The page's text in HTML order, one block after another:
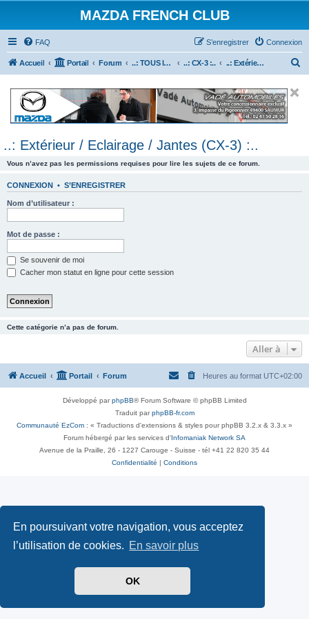
En poursuivant votre navigation, vous acceptez
l’utilisation de cookies. En savoir plus
OK
MAZDA FRENCH CLUB
FAQ Connexion
S’enregistrer
Accueil Portail Forum ..: TOUS les Véhicules MAZDA :.. ..: CX-3 :.. ..: Extérieur / Eclairage / Jantes (CX-3) :..
e
..: Extérieur / Eclairage / Jantes (CX-3) :..
Vous n’avez pas les permissions requises pour lire les sujets de ce forum.
CONNEXION • S’ENREGISTRER
Nom d’utilisateur :
Mot de passe :
Se souvenir de moi
Cacher mon statut en ligne pour cette session
Cette catégorie n’a pas de forum.
Aller à
Accueil Portail Forum Heures au format UTC+02:00
Développé parphpBB® Forum Software © phpBB Limited
Traduit parphpBB-fr.com
Communauté EzCom : « Traductions d'extensions & styles pour phpBB 3.2.x & 3.3.x »
Forum hébergé par les services d’ Infomaniak Network SA
Avenue de la Praille, 26 - 1227 Carouge - Suisse - tél +41 22 820 35 44
Confidentialité
Conditions